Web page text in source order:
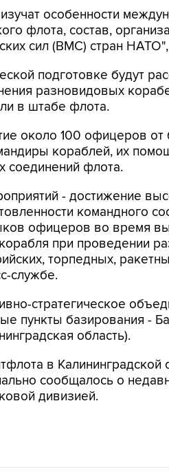
особенности
флота, состав,
сил (ВМС) стран
подготовке будут
разновидовых
в штабе флота.
около 100 офицеров
кораблей, их
соединений флота.
- достижение
командного
офицеров во время
при проведении
торпедных,
службе.
стратегическое
пункты базирования -
область).
в
сообщалось о
дивизией.